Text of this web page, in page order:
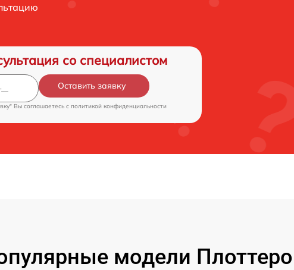
со специалистом
Оставить заявку
Вы соглашаетесь c политикой конфиденциальности
модели